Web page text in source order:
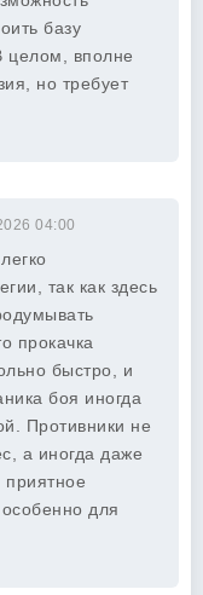
базу
целом, вполне
но требует
04:00
так как здесь
прокачка
быстро, и
боя иногда
Противники не
а иногда даже
для